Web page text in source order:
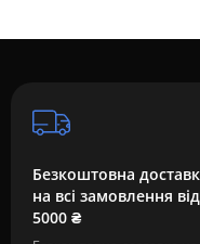
Безкоштовна
на всі замовлення від
5000 ₴